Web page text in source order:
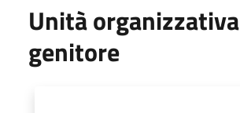
Unità organizzativa
genitore